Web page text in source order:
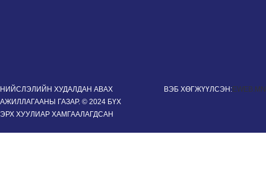
НИЙСЛЭЛИЙН ХУДАЛДАН АВАХ
АЖИЛЛАГААНЫ ГАЗАР. © 2024 БҮХ
ЭРХ ХУУЛИАР ХАМГААЛАГДСАН
ВЭБ ХӨГЖҮҮЛСЭН:EWEB.MN